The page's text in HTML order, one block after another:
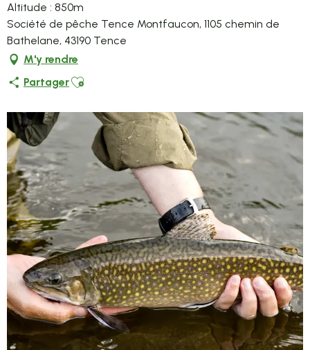
Altitude : 850m
Société de pêche Tence Montfaucon, 1105 chemin de
Bathelane, 43190 Tence
M'y rendre
PartagerAjouter aux favoris